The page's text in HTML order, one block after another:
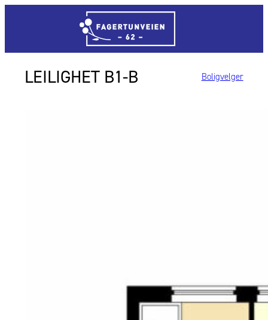
B1-B Boligvelger